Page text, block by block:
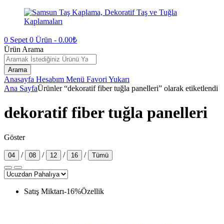
0 Sepet 0 Ürün - 0.00₺
Ürün Arama
Arama
Anasayfa Hesabım Menü Favori Yukarı
Ana SayfaÜrünler “dekoratif fiber tuğla panelleri” olarak etiketlendi
dekoratif fiber tuğla panelleri
Göster
04 / 08 / 12 / 16 / Tümü
Satış Miktarı-16%Özellik